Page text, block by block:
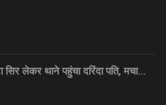
सिर लेकर थाने पहुंचा दरिंदा पति, मचा…